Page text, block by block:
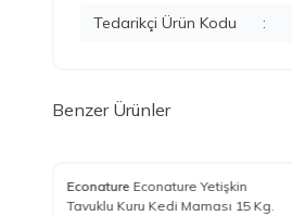
Tedarikçi Ürün Kodu
:
Benzer Ürünler
%18
Favorilere Ekle
Econature Econature Yetişkin
Tavuklu Kuru Kedi Maması 15 Kg.